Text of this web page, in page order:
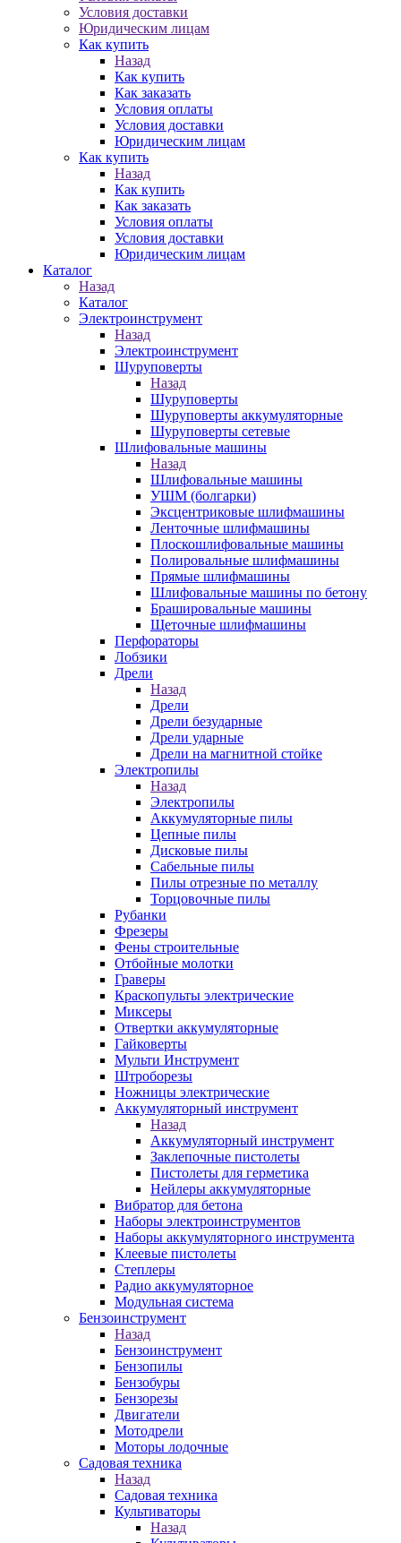
Условия доставки
Юридическим лицам
Как купить
Назад
Как купить
Как заказать
Условия оплаты
Условия доставки
Юридическим лицам
Как купить
Назад
Как купить
Как заказать
Условия оплаты
Условия доставки
Юридическим лицам
Каталог
Назад
Каталог
Электроинструмент
Назад
Электроинструмент
Шуруповерты
Назад
Шуруповерты
Шуруповерты аккумуляторные
Шуруповерты сетевые
Шлифовальные машины
Назад
Шлифовальные машины
УШМ (болгарки)
Эксцентриковые шлифмашины
Ленточные шлифмашины
Плоскошлифовальные машины
Полировальные шлифмашины
Прямые шлифмашины
Шлифовальные машины по бетону
Брашировальные машины
Щеточные шлифмашины
Перфораторы
Лобзики
Дрели
Назад
Дрели
Дрели безударные
Дрели ударные
Дрели на магнитной стойке
Электропилы
Назад
Электропилы
Аккумуляторные пилы
Цепные пилы
Дисковые пилы
Сабельные пилы
Пилы отрезные по металлу
Торцовочные пилы
Рубанки
Фрезеры
Фены строительные
Отбойные молотки
Граверы
Краскопульты электрические
Миксеры
Отвертки аккумуляторные
Гайковерты
Мульти Инструмент
Штроборезы
Ножницы электрические
Аккумуляторный инструмент
Назад
Аккумуляторный инструмент
Заклепочные пистолеты
Пистолеты для герметика
Нейлеры аккумуляторные
Вибратор для бетона
Наборы электроинструментов
Наборы аккумуляторного инструмента
Клеевые пистолеты
Степлеры
Радио аккумуляторное
Модульная система
Бензоинструмент
Назад
Бензоинструмент
Бензопилы
Бензобуры
Бензорезы
Двигатели
Мотодрели
Моторы лодочные
Садовая техника
Назад
Садовая техника
Культиваторы
Назад